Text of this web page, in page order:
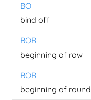
BO
bind off
BOR
beginning of row
BOR
beginning of round